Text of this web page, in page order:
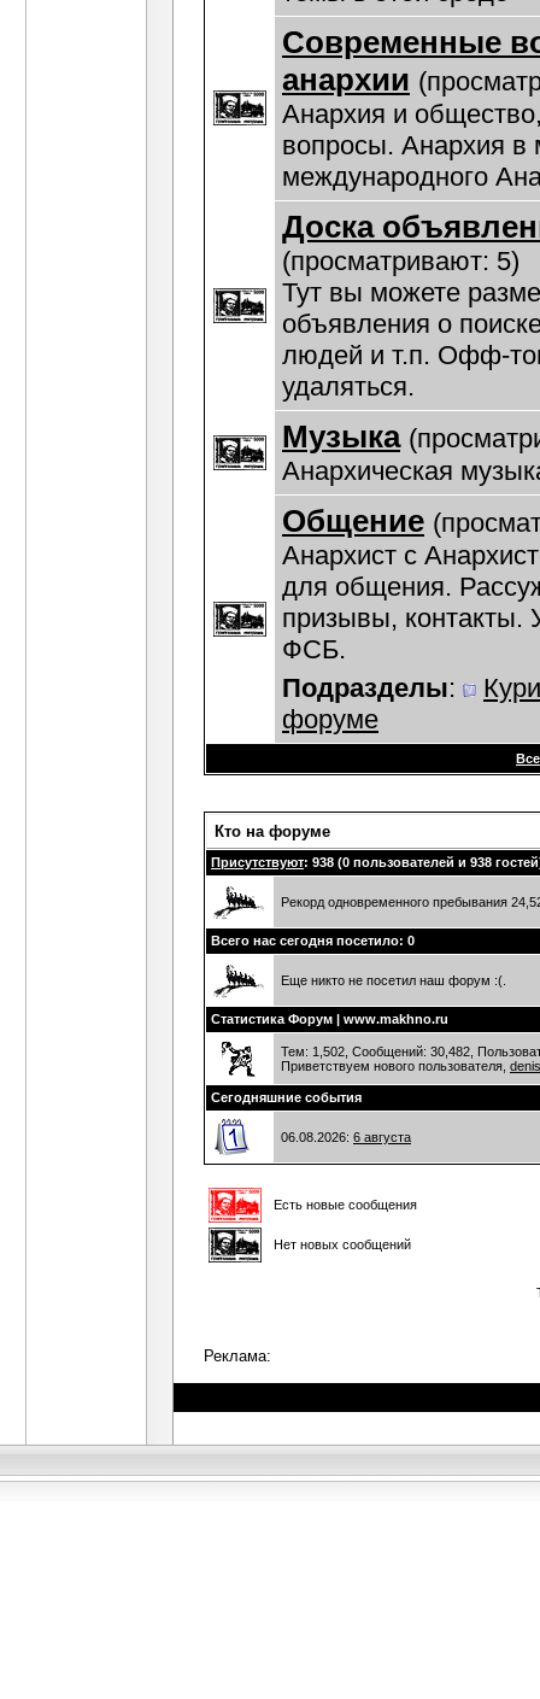
Современные
анархии
Анархия и
вопросы. Анархия в
международного
Доска
(просматривают: 5)
Тут вы можете
объявления о
людей и т.п. Офф-
удаляться.
Музыка
Анархическая
Общение
Анархист с
для общения.
призывы, контакты.
ФСБ.
Подразделы:
форуме
Кто на форуме
Присутствуют: 938 (0 пользователей и 938
Рекорд одновременного пребывания
Всего нас сегодня посетило: 0
Еще никто не посетил наш форум :(.
Статистика Форум | www.makhno.ru
Тем: 1,502, Сообщений: 30,482,
Приветствуем нового пользователя,
Сегодняшние события
06.08.2026: 6 августа
Есть новые сообщения
Нет новых сообщений
Реклама: